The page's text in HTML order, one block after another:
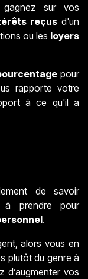
sur vos
reçusd'un
ou les loyers
pour
rapporte votre
à ce qu'il a
de savoir
prendre pour
.
alors vous en
plutôt du genre à
d’augmenter vos